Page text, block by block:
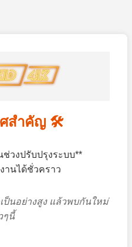
สำคัญ 🛠️
ช่วงปรับปรุงระบบ**
านได้ชั่วคราว
ป็นอย่างสูง แล้วพบกันใหม่
ๆนี้